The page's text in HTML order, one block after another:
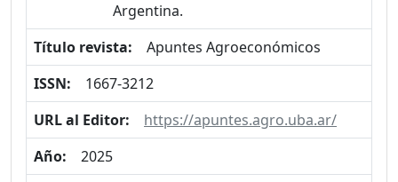
Argentina.
Título revista:
Apuntes Agroeconómicos
ISSN:
1667-3212
URL al Editor:
https://apuntes.agro.uba.ar/
Año:
2025